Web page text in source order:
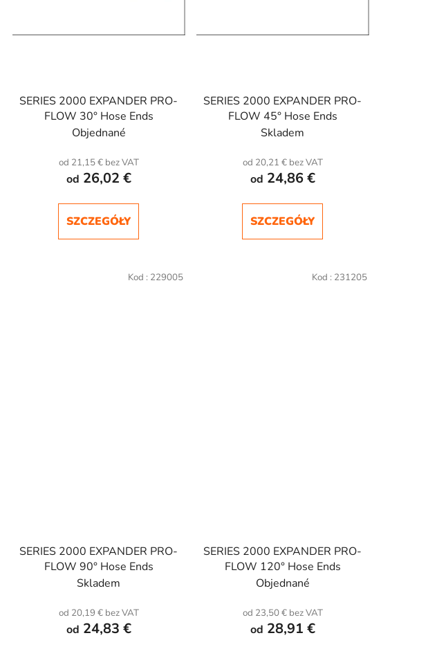
k
SERIES 2000 EXPANDER PRO-
FLOW 30° Hose Ends
Objednané
od 21,15 € bez VAT
od 26,02 €
SZCZEGÓŁY
SERIES 2000 EXPANDER PRO-
FLOW 45° Hose Ends
Skladem
od 20,21 € bez VAT
od 24,86 €
SZCZEGÓŁY
SERIES 2000 EXPANDER PRO-
FLOW 90° Hose Ends
Skladem
od 20,19 € bez VAT
od 24,83 €
Kod : 229005
SERIES 2000 EXPANDER PRO-
FLOW 120° Hose Ends
Objednané
od 23,50 € bez VAT
od 28,91 €
Kod : 231205